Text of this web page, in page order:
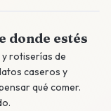
donde estés
rotiserías de
caseros y
qué comer.